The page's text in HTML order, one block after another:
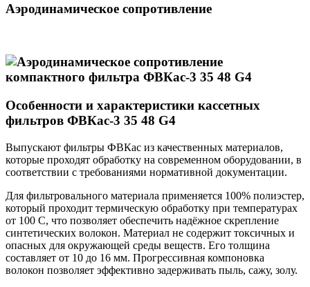
Аэродинамическое сопротивление
Особенности и характеристики кассетных
фильтров ФВКас-3 35 48 G4
Выпускают фильтры ФВКас из качественных материалов,
которые проходят обработку на современном оборудовании, в
соответствии с требованиями нормативной документации.
Для фильтровального материала применяется 100% полиэстер,
который проходит термическую обработку при температурах
от 100 С, что позволяет обеспечить надёжное скрепление
синтетических волокон. Материал не содержит токсичных и
опасных для окружающей среды веществ. Его толщина
составляет от 10 до 16 мм. Прогрессивная компоновка
волокон позволяет эффективно задерживать пыль, сажу, золу.